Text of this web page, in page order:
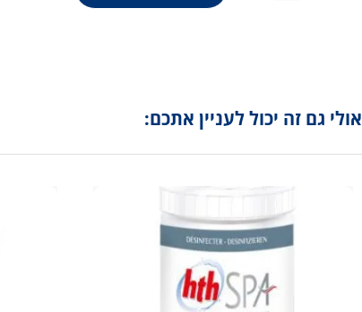
אולי גם זה יכול לעניין אתכם: